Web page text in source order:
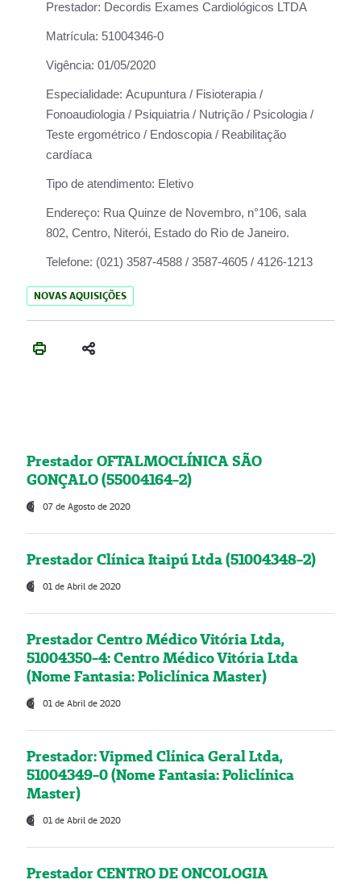
Prestador: Decordis Exames Cardiológicos LTDA
Matrícula: 51004346-0
Vigência: 01/05/2020
Especialidade: Acupuntura / Fisioterapia /
Fonoaudiologia / Psiquiatria / Nutrição / Psicologia /
Teste ergométrico / Endoscopia / Reabilitação
cardíaca
Tipo de atendimento: Eletivo
Endereço: Rua Quinze de Novembro, n°106, sala
802, Centro, Niterói, Estado do Rio de Janeiro.
Telefone: (021) 3587-4588 / 3587-4605 / 4126-1213
NOVAS AQUISIÇÕES
Prestador OFTALMOCLÍNICA SÃO
GONÇALO (55004164-2)
07 de Agosto de 2020
Prestador Clínica Itaipú Ltda (51004348-2)
01 de Abril de 2020
Prestador Centro Médico Vitória Ltda,
51004350-4: Centro Médico Vitória Ltda
(Nome Fantasia: Policlínica Master)
01 de Abril de 2020
Prestador: Vipmed Clínica Geral Ltda,
51004349-0 (Nome Fantasia: Policlínica
Master)
01 de Abril de 2020
Prestador CENTRO DE ONCOLOGIA